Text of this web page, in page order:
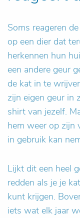
Soms reageren
op een dier dat
herkennen hun
een andere geur
de kat in te
zijn eigen geur in
shirt van jezelf.
hem weer op zijn
in gebruik kan
Lijkt dit een heel
redden als je je
kunt krijgen.
iets wat elk jaar